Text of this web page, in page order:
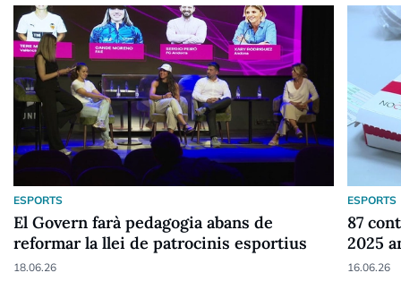
ESPORTS
El Govern farà pedagogia abans de
reformar la llei de patrocinis esportius
18.06.26
ESPORTS
87
2025
16.06.26